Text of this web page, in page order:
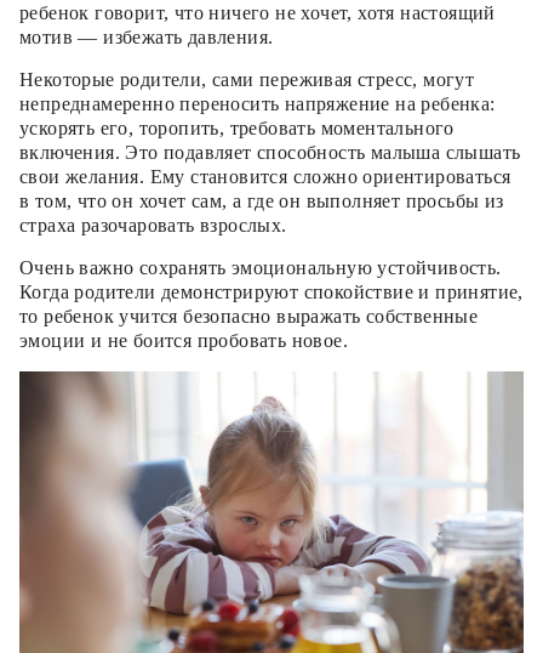
ребенок говорит, что ничего не хочет, хотя настоящий
мотив — избежать давления.
Некоторые родители, сами переживая стресс, могут
непреднамеренно переносить напряжение на ребенка:
ускорять его, торопить, требовать моментального
включения. Это подавляет способность малыша слышать
свои желания. Ему становится сложно ориентироваться
в том, что он хочет сам, а где он выполняет просьбы из
страха разочаровать взрослых.
Очень важно сохранять эмоциональную устойчивость.
Когда родители демонстрируют спокойствие и принятие,
то ребенок учится безопасно выражать собственные
эмоции и не боится пробовать новое.